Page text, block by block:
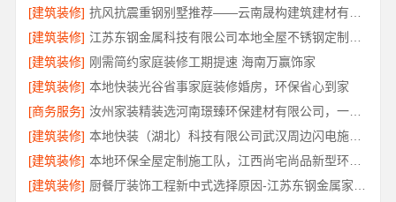
[建筑装修]
[建筑装修]
[建筑装修] 刚需简约家庭装修工期提速 海南万赢饰家
[建筑装修] 本地快装光谷省事家庭装修婚房，环保省心到家
[商务服务]
汝州家装精装选河南璟臻环保建材有限公司，一站式省心装修服务
[建筑装修]
本地快装（湖北）科技有限公司武汉周边闪电施工一楼带院
[建筑装修]
本地环保全屋定制施工队，江西尚宅尚品新型环保材料有限公司为您提供服务
[建筑装修]